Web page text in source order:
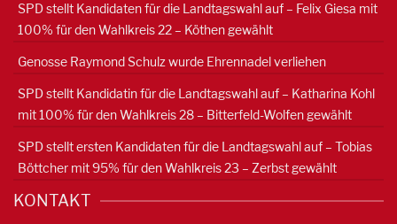
SPD stellt Kandidaten für die Landtagswahl auf – Felix Giesa mit
100% für den Wahlkreis 22 – Köthen gewählt
Genosse Raymond Schulz wurde Ehrennadel verliehen
SPD stellt Kandidatin für die Landtagswahl auf – Katharina Kohl
mit 100% für den Wahlkreis 28 – Bitterfeld-Wolfen gewählt
SPD stellt ersten Kandidaten für die Landtagswahl auf – Tobias
Böttcher mit 95% für den Wahlkreis 23 – Zerbst gewählt
KONTAKT